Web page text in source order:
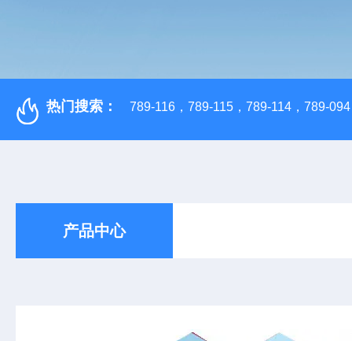
热门搜索： 789-116，789-115，789-114，789-
产品中心